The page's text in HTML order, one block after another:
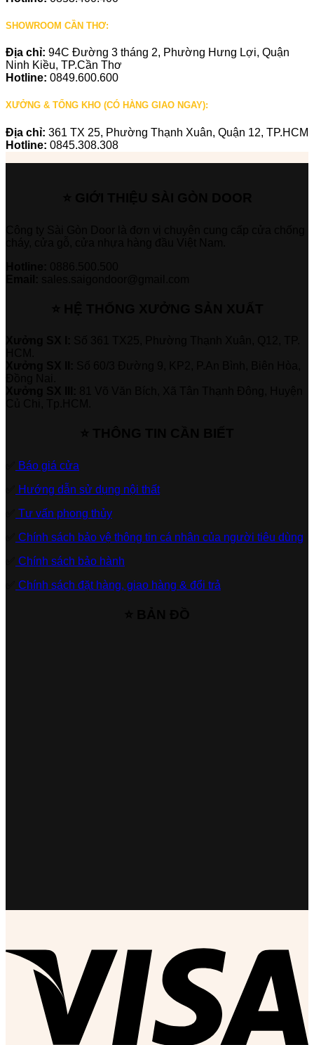
SHOWROOM CẦN THƠ:
Địa chỉ: 94C Đường 3 tháng 2, Phường Hưng Lợi, Quận
Ninh Kiều, TP.Cần Thơ
Hotline: 0849.600.600
XƯỞNG & TỔNG KHO (CÓ HÀNG GIAO NGAY):
Địa chỉ: 361 TX 25, Phường Thạnh Xuân, Quận 12, TP.HCM
Hotline: 0845.308.308
Báo giá cửa
Hướng dẫn sử dụng nội thất
Tư vấn phong thủy
Chính sách bảo vệ thông tin cá nhân của người tiêu dùng
Chính sách bảo hành
Chính sách đặt hàng, giao hàng & đổi trả